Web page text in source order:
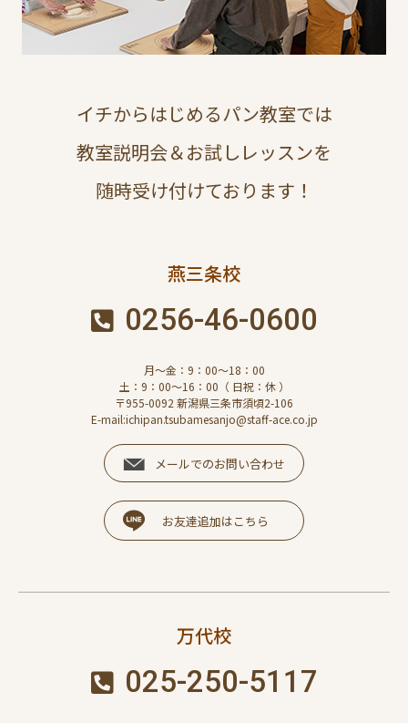
イチからはじめるパン教室では
教室説明会＆お試しレッスンを
随時受け付けております！
燕三条校
0256-46-0600
月～金：9：00～18：00
土：9：00～16：00（ 日祝：休 ）
〒955-0092 新潟県三条市須頃2-106
E-mail:ichipan.tsubamesanjo@staff-ace.co.jp
メールでのお問い合わせ
お友達追加はこちら
万代校
025-250-5117